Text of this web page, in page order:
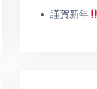
謹賀新年